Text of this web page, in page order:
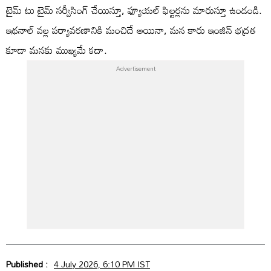
టైమ్ టు టైమ్ సర్వీసింగ్ చేయిస్తూ, ఫ్యూయల్ ఫిల్టర్లను మారుస్తూ ఉండండి.
ఇథనాల్ వల్ల పర్యావరణానికి మంచిదే అయినా, మన కారు ఇంజిన్ భద్రత
కూడా మనకు ముఖ్యమే కదా.
Published : 4 July 2026, 6:10 PM IST